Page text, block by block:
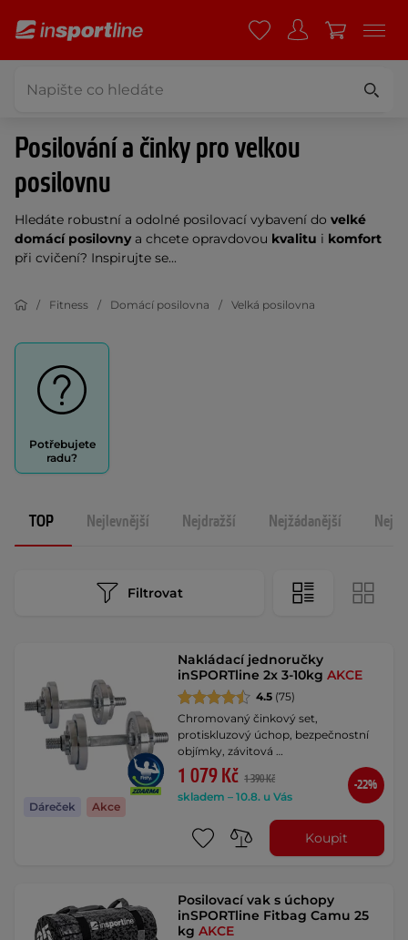
Posilování a činky pro velkou
posilovnu
Hledáte robustní a odolné posilovací vybavení do velké
domácí posilovnya chcete opravdovou kvalitu i komfort
při cvičení? Inspirujte se...
Fitness Domácí posilovna Velká posilovna
Potřebujete
radu?
TOP Nejlevnější Nejdražší Nejžádanější
Filtrovat
Dáreček Akce
Nakládací jednoručky
inSPORTline 2x 3-10kgAKCE
4.5 (75)
Chromovaný činkový set,
protiskluzový úchop, bezpečnostní
objímky, závitová …
1 079 Kč 1 390 Kč
skladem – 10.8. u Vás
-22%
Koupit
Posilovací vak s úchopy
inSPORTline Fitbag Camu 25
kgAKCE